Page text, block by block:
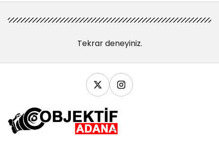
Tekrar deneyiniz.